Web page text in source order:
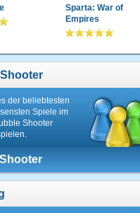
Sparta: War of
Empires
der beliebtesten
Spiele im
Shooter